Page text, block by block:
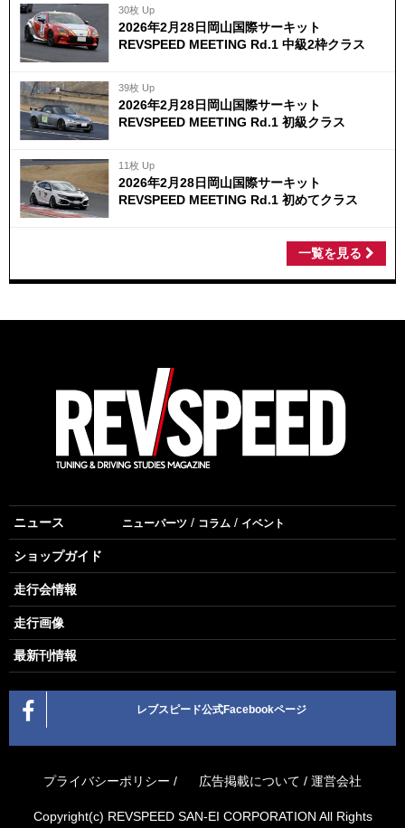
30枚 Up
2026年2月28日岡山国際サーキット
REVSPEED MEETING Rd.1 中級2枠クラス
39枚 Up
2026年2月28日岡山国際サーキット
REVSPEED MEETING Rd.1 初級クラス
11枚 Up
2026年2月28日岡山国際サーキット
REVSPEED MEETING Rd.1 初めてクラス
一覧を見る
ニュース ニューパーツ コラム イベント
ショップガイド
走行会情報
走行画像
最新刊情報
レブスピード公式Facebookページ
プライバシーポリシー / 広告掲載について / 運営会社
Copyright(c) REVSPEED SAN-EI CORPORATION All Rights